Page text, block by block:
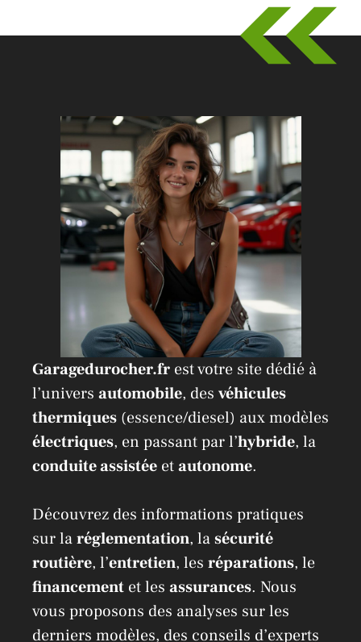
Garagedurocher.fr est votre site dédié à
l’univers automobile, des véhicules
thermiques (essence/diesel) aux modèles
électriques, en passant par l’hybride, la
conduite assistée etautonome.
Découvrez des informations pratiques
sur laréglementation, lasécurité
routière, l’entretien, les réparations, le
financement et les assurances. Nous
vous proposons des analyses sur les
derniers modèles, des conseils d’experts